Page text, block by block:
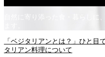
自然に寄り添った食・暮らし
「ベジタリアンとは？」ひと目
タリアン料理について